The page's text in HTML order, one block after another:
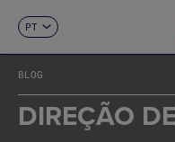
EN
FR
DE
IT
PT
BLOG
DIREÇÃO